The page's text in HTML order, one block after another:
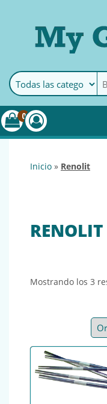
MyGoods ·
0
inicio » renolit
RENOLIT
Mostrando los 3